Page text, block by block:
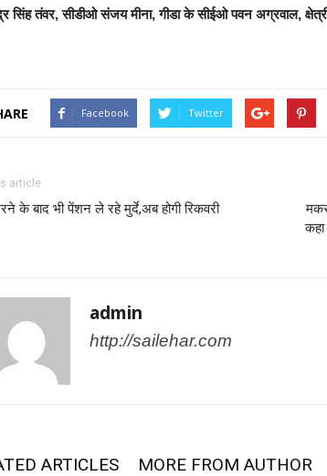
सिंह तंवर, सीडीओ संजय मीना, गीडा के सीईओ पवन अग्रवाल,
Facebook Twitter
article
के बाद भी पेंशन ले रहे मुर्दे,अब होगी रिकवरी
admin
http://sailehar.com
ARTICLES MORE FROM AUTHOR